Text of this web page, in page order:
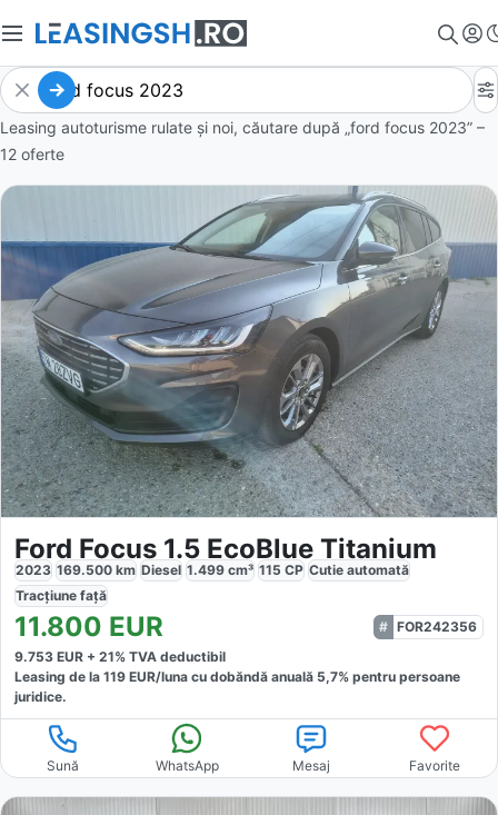
Leasing autoturisme rulate și noi, căutare după „ford focus 2023” –
12 oferte
Ford Focus 1.5 EcoBlue Titanium
2023 169.500 km Diesel 1.499 cm³ 115 CP Cutie automată
Tracțiune față
11.800 EUR
FOR242356
9.753 EUR + 21% TVA deductibil
Leasing de la 119 EUR/luna cu dobăndă anuală 5,7% pentru persoane
juridice.
Sună WhatsApp Mesaj Favorite